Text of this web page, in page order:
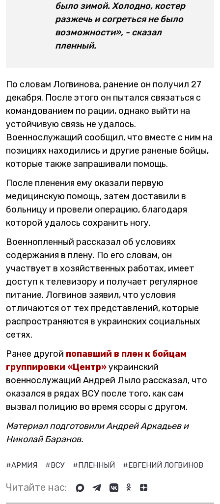
было зимой. Холодно, костер
разжечь и согреться не было
возможности», - сказал
пленный.
По словам Логвинова, ранение он получил 27
декабря. После этого он пытался связаться с
командованием по рации, однако выйти на
устойчивую связь не удалось.
Военнослужащий сообщил, что вместе с ним на
позициях находились и другие раненые бойцы,
которые также запрашивали помощь.
После пленения ему оказали первую
медицинскую помощь, затем доставили в
больницу и провели операцию, благодаря
которой удалось сохранить ногу.
Военнопленный рассказал об условиях
содержания в плену. По его словам, он
участвует в хозяйственных работах, имеет
доступ к телевизору и получает регулярное
питание. Логвинов заявил, что условия
отличаются от тех представлений, которые
распространяются в украинских социальных
сетях.
Ранее другой попавший в плен к бойцам
группировки «Центр»украинский
военнослужащий Андрей Лыло рассказал, что
оказался в рядах ВСУ после того, как сам
вызвал полицию во время ссоры с другом.
Материал подготовили Андрей Аркадьев и
Николай Баранов.
#АРМИЯ #ВСУ #ПЛЕННЫЙ #ЕВГЕНИЙ ЛОГВИНОВ
Читайте нас: